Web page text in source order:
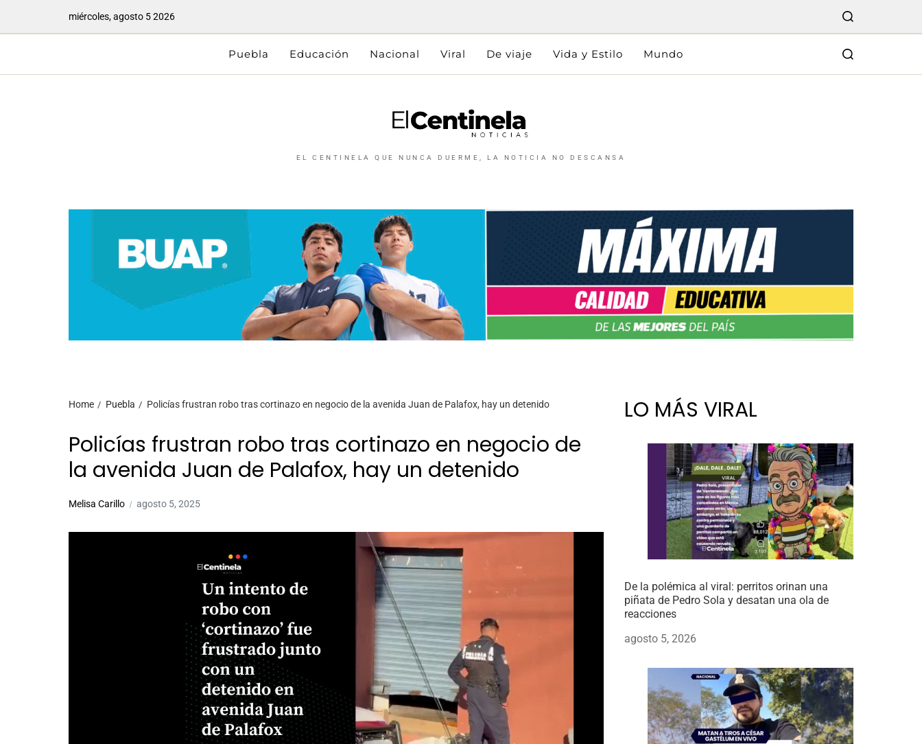
miércoles, agosto 5 2026
Puebla Educación Nacional Viral De viaje Vida y Estilo Mundo
EL CENTINELA QUE NUNCA DUERME, LA NOTICIA NO DESCANSA
Home Puebla Policías frustran robo tras cortinazo en negocio de la avenida Juan de Palafox, hay un detenido
Policías frustran robo tras cortinazo en negocio de
la avenida Juan de Palafox, hay un detenido
Melisa Carillo agosto 5, 2025
LO MÁS VIRAL
De la polémica al viral: perritos orinan una
piñata de Pedro Sola y desatan una ola de
reacciones
agosto 5, 2026